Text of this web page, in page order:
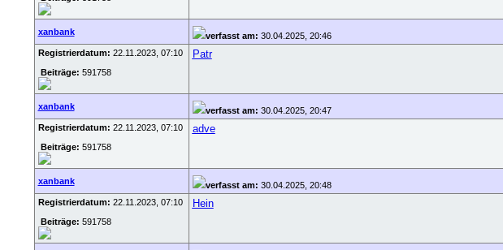
xanbank verfasst am: 30.04.2025, 20:46
Registrierdatum: 22.11.2023, 07:10
Beiträge: 591758
Patr
xanbank verfasst am: 30.04.2025, 20:47
Registrierdatum: 22.11.2023, 07:10
Beiträge: 591758
adve
xanbank verfasst am: 30.04.2025, 20:48
Registrierdatum: 22.11.2023, 07:10
Beiträge: 591758
Hein